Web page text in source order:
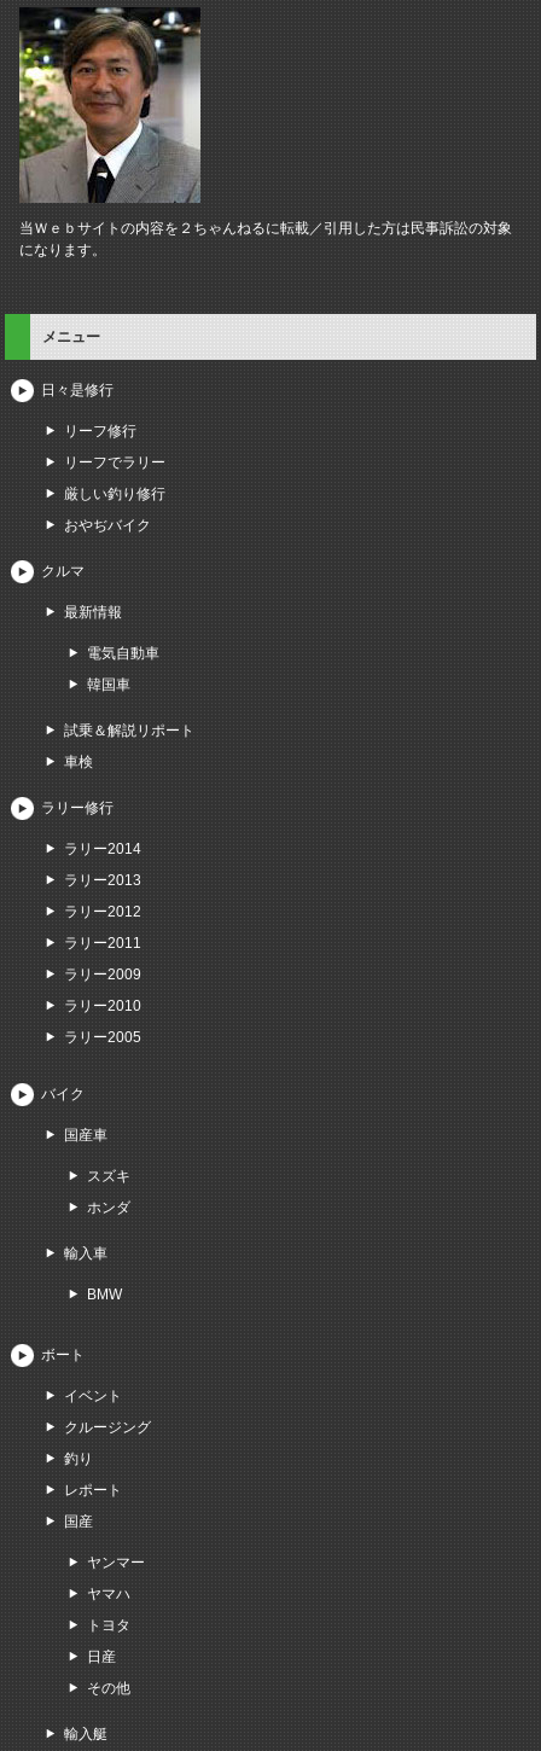
当Ｗｅｂサイトの内容を２ちゃんねるに転載／引用した方は民事訴訟の対象
になります。
メニュー
日々是修行
リーフ修行
リーフでラリー
厳しい釣り修行
おやぢバイク
クルマ
最新情報
電気自動車
韓国車
試乗＆解説リポート
車検
ラリー修行
ラリー2014
ラリー2013
ラリー2012
ラリー2011
ラリー2009
ラリー2010
ラリー2005
バイク
国産車
スズキ
ホンダ
輸入車
BMW
ボート
イベント
クルージング
釣り
レポート
国産
ヤンマー
ヤマハ
トヨタ
日産
その他
輸入艇